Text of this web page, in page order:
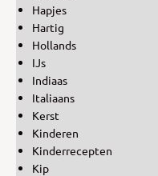
Hapjes
Hartig
Hollands
IJs
Indiaas
Italiaans
Kerst
Kinderen
Kinderrecepten
Kip